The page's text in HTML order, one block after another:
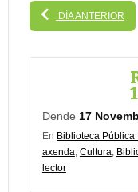
DÍA ANTERIOR
Dende 17
En Biblioteca
axenda, Cultura,
lector